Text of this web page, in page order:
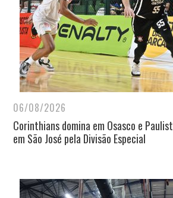
06/08/2026
Corinthians domina em Osasco e
em São José pela Divisão Especial